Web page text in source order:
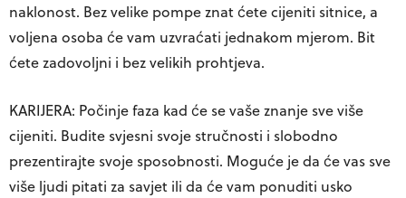
naklonost. Bez velike pompe znat ćete cijeniti sitnice, a
voljena osoba će vam uzvraćati jednakom mjerom. Bit
ćete zadovoljni i bez velikih prohtjeva.
KARIJERA: Počinje faza kad će se vaše znanje sve više
cijeniti. Budite svjesni svoje stručnosti i slobodno
prezentirajte svoje sposobnosti. Moguće je da će vas sve
više ljudi pitati za savjet ili da će vam ponuditi usko